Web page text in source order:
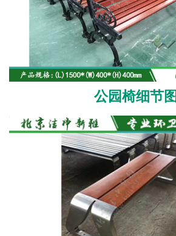
公园椅细节图